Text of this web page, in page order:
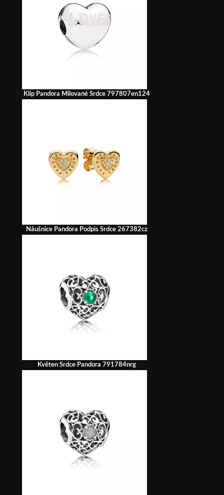
Klip Pandora Milované Srdce 797807en124
Náušnice Pandora Podpis Srdce 267382cz
Květen Srdce Pandora 791784nrg